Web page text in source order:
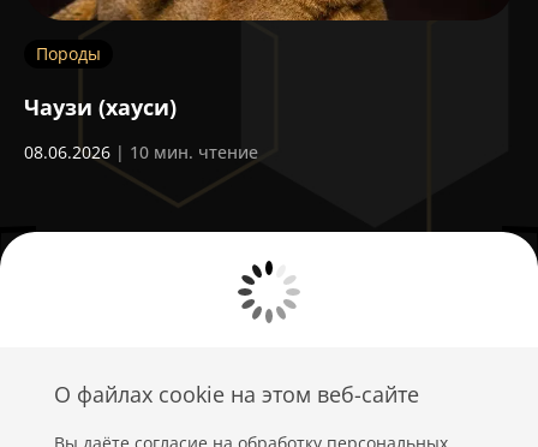
Породы
Чаузи (хауси)
08.06.2026 | 10 мин. чтение
О файлах cookie на этом веб-сайте